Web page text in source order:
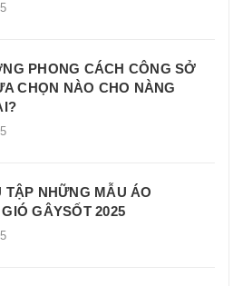
PHONG CÁCH CÔNG SỞ
CHỌN NÀO CHO NÀNG
TẬP NHỮNG MẪU ÁO
GÂYSỐT 2025